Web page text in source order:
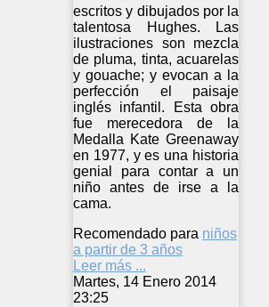
escritos y dibujados por la
talentosa Hughes. Las
ilustraciones son mezcla
de pluma, tinta, acuarelas
y gouache; y evocan a la
perfección el paisaje
inglés infantil. Esta obra
fue merecedora de la
Medalla Kate Greenaway
en 1977, y es una historia
genial para contar a un
niño antes de irse a la
cama.
Recomendado para niños
a partir de 3 años
Leer más ...
Martes, 14 Enero 2014
23:25